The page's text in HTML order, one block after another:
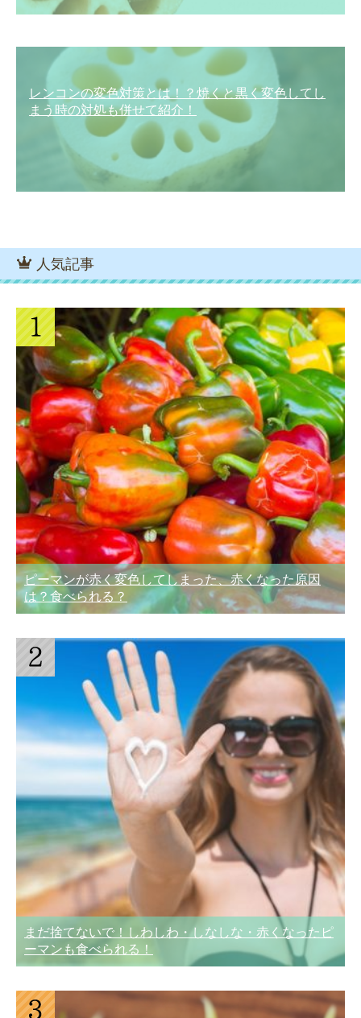
レンコンの変色対策とは！？焼くと黒く変色してし
まう時の対処も併せて紹介！
人気記事
ピーマンが赤く変色してしまった、赤くなった原因
は？食べられる？
まだ捨てないで！しわしわ・しなしな・赤くなったピ
ーマンも食べられる！